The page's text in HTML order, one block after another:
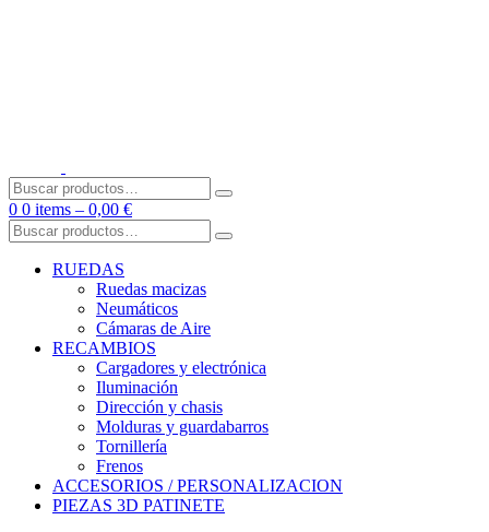
Buscar
por:
0 0 items – 0,00 €
Buscar
por:
RUEDAS
Ruedas macizas
Neumáticos
Cámaras de Aire
RECAMBIOS
Cargadores y electrónica
Iluminación
Dirección y chasis
Molduras y guardabarros
Tornillería
Frenos
ACCESORIOS / PERSONALIZACION
PIEZAS 3D PATINETE